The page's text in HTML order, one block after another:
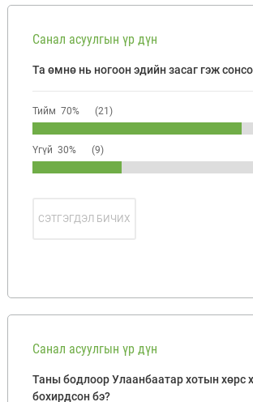
Санал асуулгын үр дүн
Та өмнө нь ногоон эдийн засаг гэж
Тийм 70% (21)
Үгүй 30% (9)
СЭТГЭГДЭЛ БИЧИХ
Санал асуулгын үр дүн
Таны бодлоор Улаанбаатар хотын хөрс
бохирдсон бэ?